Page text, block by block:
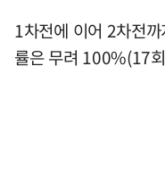
1차전에 이어 2차전
률은 무려 100%(17